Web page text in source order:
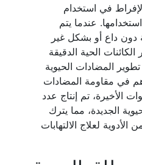
في استخدام
عندما يتم
دون داع أو بشكل غير
الحية الدقيقة
المضادات الحيوية
في مقاومة المضادات
الأخيرة، تم إنتاج عدد
الجديدة، مما يترك
لعلاج الالتهابات